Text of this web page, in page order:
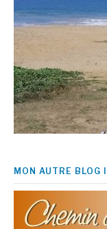
MON AUTRE BLOG